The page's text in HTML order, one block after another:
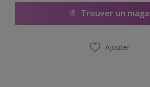
Trouver un
Ajouter